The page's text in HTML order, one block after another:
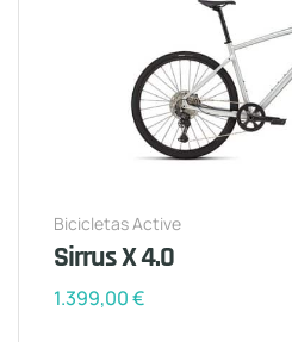
Bicicletas Active
Sirrus X 4.0
1.399,00€